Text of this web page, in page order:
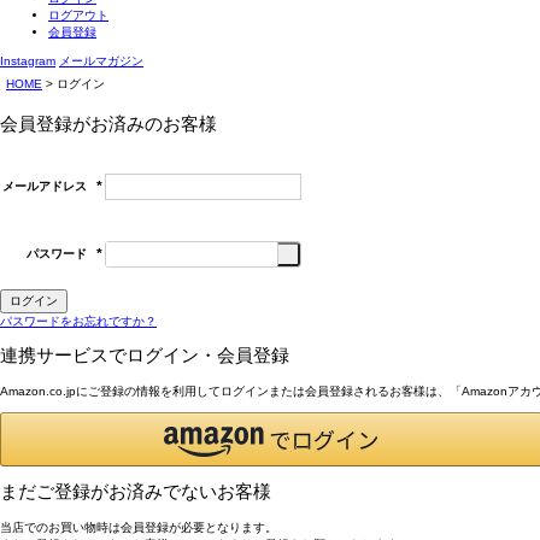
ログアウト
会員登録
Instagram メールマガジン
HOME
ログイン
会員登録がお済みのお客様
メールアドレス
(必
パスワード
ログイン
パスワードをお忘れですか？
連携サービスでログイン・会員登録
Amazon.co.jpにご登録の情報を利用してログインまたは会員登録されるお客様は、「Amazonアカ
まだご登録がお済みでないお客様
当店でのお買い物時は会員登録が必要となります。